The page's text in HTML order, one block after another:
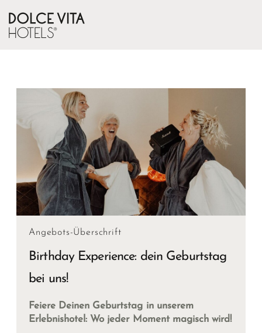
Angebots-Überschrift
Birthday Experience: dein Geburtstag
bei uns!
Feiere Deinen Geburtstag in unserem
Erlebnishotel: Wo jeder Moment magisch wird!